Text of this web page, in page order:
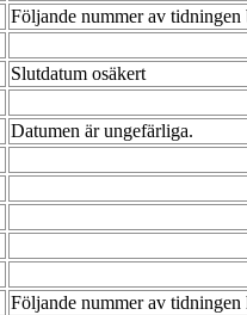
Följande nummer av
Slutdatum osäkert
Datumen är ungefärliga.
Följande nummer av